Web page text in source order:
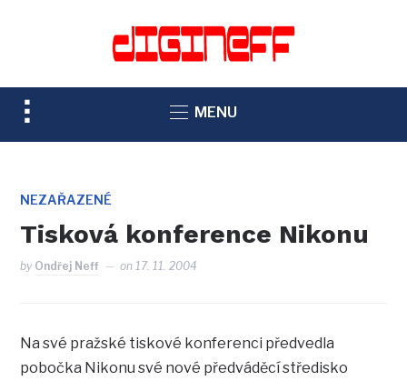
TOGGLE
SIDEBAR
NAVIGATION
MENU
NEZAŘAZENÉ
Tisková konference Nikonu
by Ondřej Neff on17. 11. 2004
Na své pražské tiskové konferenci předvedla
pobočka Nikonu své nové předváděcí středisko